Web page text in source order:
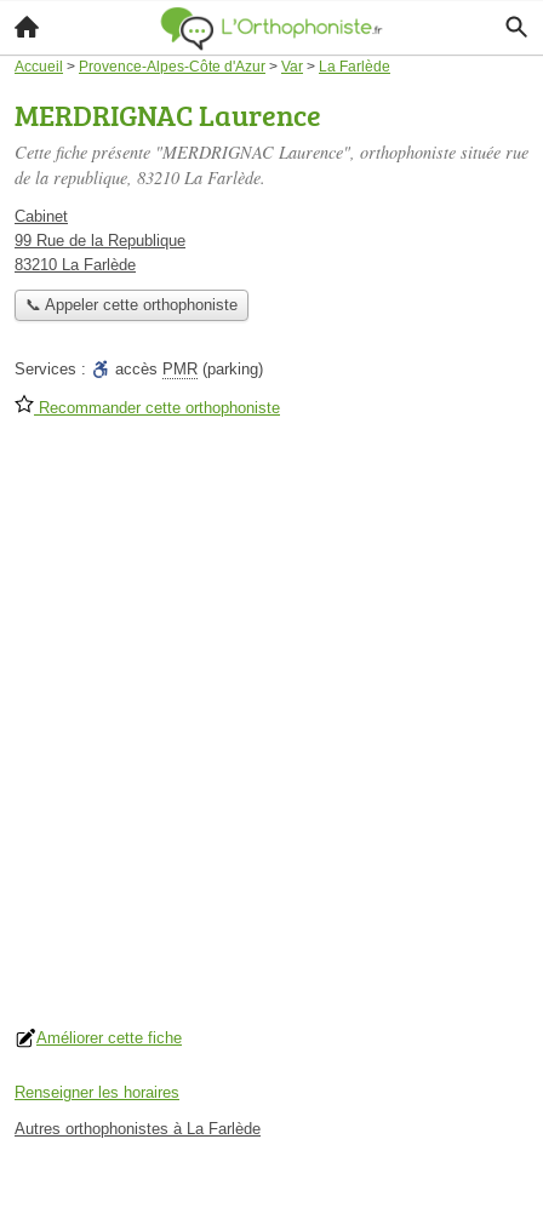
Accueil > Provence-Alpes-Côte d'Azur > Var > La Farlède
MERDRIGNAC Laurence
Cette fiche présente "MERDRIGNAC Laurence", orthophoniste située rue
de la republique, 83210 La Farlède.
Cabinet
99 Rue de la Republique
83210 La Farlède
📞 Appeler cette orthophoniste
Services : accès PMR (parking)
Recommander cette orthophoniste
Améliorer cette fiche
Renseigner les horaires
Autres orthophonistes à La Farlède